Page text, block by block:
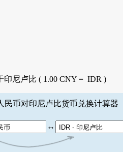
印尼卢比 ( 1.00 CNY = IDR )
民币对印尼卢比货币兑换计算器
↔